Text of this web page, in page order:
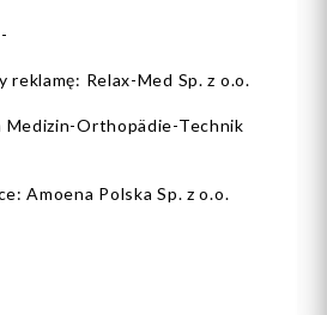
reklamę: Relax-Med Sp. z o.o.
Medizin-Orthopädie-Technik
Amoena Polska Sp. z o.o.